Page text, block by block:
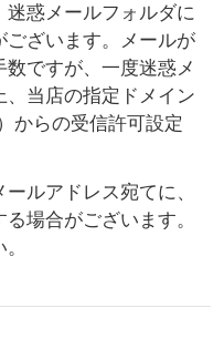
惑メールフォルダに
ざいます。メールが
ですが、一度迷惑メ
当店の指定ドメイン
からの受信許可設定
ルアドレス宛てに、
場合がございます。